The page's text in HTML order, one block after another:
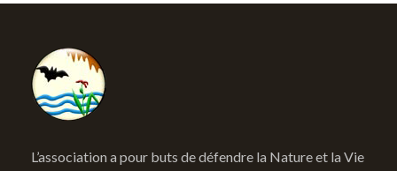
L’association a pour buts de défendre la Nature et la Vie